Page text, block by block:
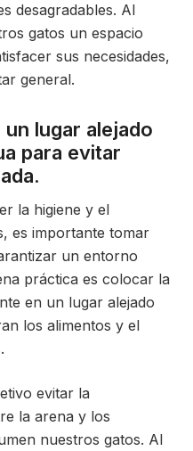
desagradables. Al
gatos un espacio
sus necesidades,
general.
lugar alejado
para evitar
la higiene y el
es importante tomar
un entorno
práctica es colocar la
en un lugar alejado
los alimentos y el
evitar la
la arena y los
nuestros gatos. Al